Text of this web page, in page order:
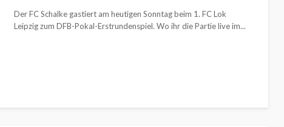
Der FC Schalke gastiert am heutigen Sonntag beim 1. FC Lok
Leipzig zum DFB-Pokal-Erstrundenspiel. Wo ihr die Partie live im...